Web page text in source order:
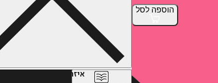
הוספה לסל
איזה פורמט בא לך?